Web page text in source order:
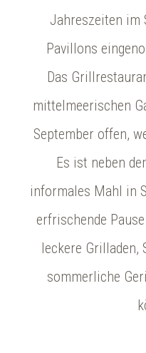
Jahreszeiten im
Pavillons
Das
mittelmeerischen
September offen,
Es ist neben
informales Mahl in
erfrischende
leckere Grilladen,
sommerliche